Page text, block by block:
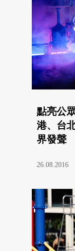
點亮公
港、台
界發聲
26.08.2016